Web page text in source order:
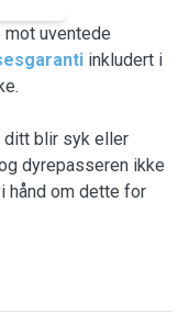
uventede
inkludert i
blir syk eller
dyrepasseren ikke
hånd om dette for